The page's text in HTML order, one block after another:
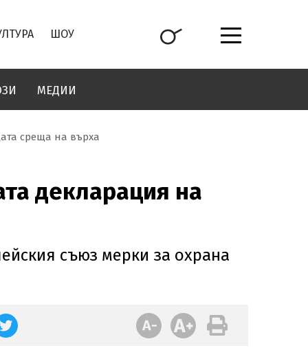
ШОУ
МЕДИИ
среща на върха
декларация на
съюз мерки за охрана